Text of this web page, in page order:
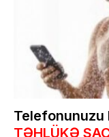
Telefonunuzu
TƏHLÜKƏ